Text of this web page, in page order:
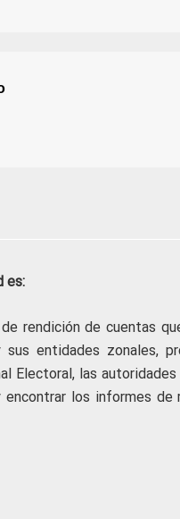
es:
rendición de cuentas
entidades zonales,
Electoral, las
encontrar los informes